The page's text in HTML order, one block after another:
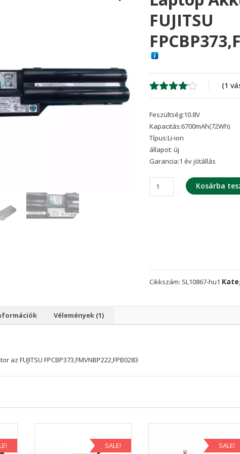
FUJITSU
Értékelés
5-ből,
1
értékelés
alapján
(1
Feszültség:10.8V
Kapacitás:6700mAh(72Wh)
Típus:Li-ion
állapot: új
Garancia:1 év jótállás
laptop
akku/akkumulátor
Kosárba
Cikkszám: SL10867-hu1
Vélemények (1)
FUJITSU FPCBP373,FMVNBP222,FPB0283
SALE! SALE!